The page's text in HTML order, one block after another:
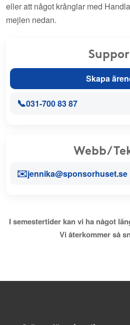
eller att något krånglar med
mejlen nedan.
Skapa
📞031-700 83 87
Webb/
✉️jennika@sponsorhuset.se
I semestertider kan vi ha något
Vi återkommer så